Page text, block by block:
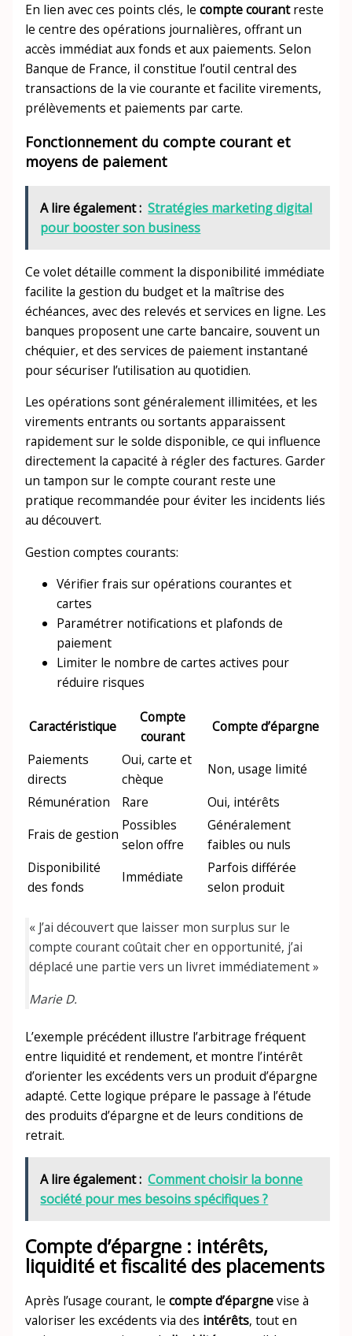
En lien avec ces points clés, le compte courantreste
le centre des opérations journalières, offrant un
accès immédiat aux fonds et aux paiements. Selon
Banque de France, il constitue l’outil central des
transactions de la vie courante et facilite virements,
prélèvements et paiements par carte.
Fonctionnement du compte courant et
moyens de paiement
A lire également : Stratégies marketing digital
pour booster son business
Ce volet détaille comment la disponibilité immédiate
facilite la gestion du budget et la maîtrise des
échéances, avec des relevés et services en ligne. Les
banques proposent une carte bancaire, souvent un
chéquier, et des services de paiement instantané
pour sécuriser l’utilisation au quotidien.
Les opérations sont généralement illimitées, et les
virements entrants ou sortants apparaissent
rapidement sur le solde disponible, ce qui influence
directement la capacité à régler des factures. Garder
un tampon sur le compte courant reste une
pratique recommandée pour éviter les incidents liés
au découvert.
Gestion comptes courants:
Vérifier frais sur opérations courantes et
cartes
Paramétrer notifications et plafonds de
paiement
Limiter le nombre de cartes actives pour
réduire risques
Caractéristique
Compte
courant
Compte d’épargne
Paiements
directs
Oui, carte et
chèque
Non, usage limité
Rémunération
Rare
Oui, intérêts
Frais de gestion
Possibles
selon offre
Généralement
faibles ou nuls
Disponibilité
des fonds
Immédiate
Parfois différée
selon produit
« J’ai découvert que laisser mon surplus sur le
compte courant coûtait cher en opportunité, j’ai
déplacé une partie vers un livret immédiatement »
Marie D.
L’exemple précédent illustre l’arbitrage fréquent
entre liquidité et rendement, et montre l’intérêt
d’orienter les excédents vers un produit d’épargne
adapté. Cette logique prépare le passage à l’étude
des produits d’épargne et de leurs conditions de
retrait.
A lire également : Comment choisir la bonne
société pour mes besoins spécifiques ?
Compte d’épargne : intérêts,
liquidité et fiscalité des placements
Après l’usage courant, le compte d’épargnevise à
valoriser les excédents via des intérêts, tout en